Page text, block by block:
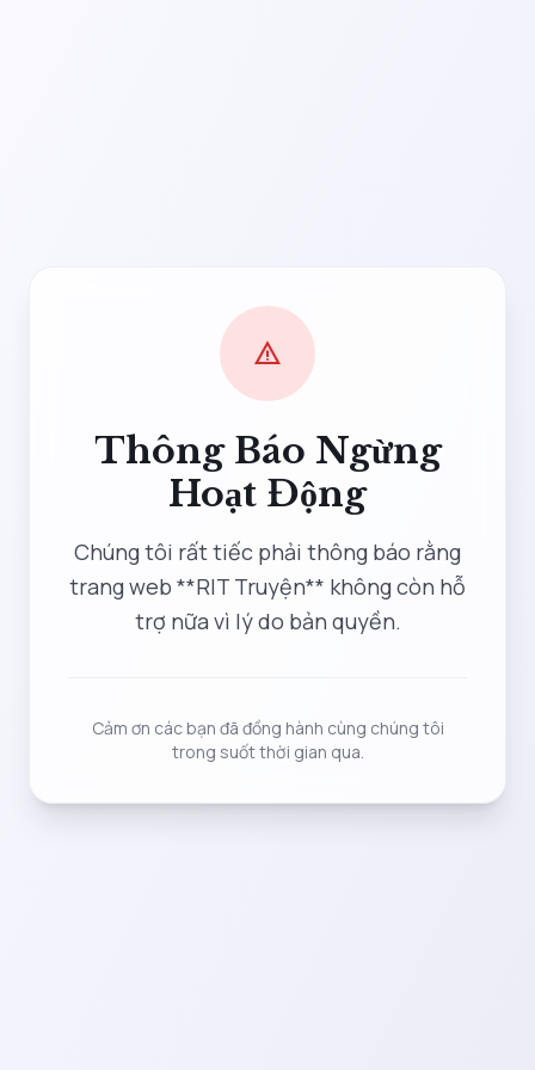
warning
Thông Báo Ngừng
Hoạt Động
Chúng tôi rất tiếc phải thông báo rằng
trang web **RIT Truyện** không còn hỗ
trợ nữa vì lý do bản quyền.
Cảm ơn các bạn đã đồng hành cùng chúng tôi
trong suốt thời gian qua.